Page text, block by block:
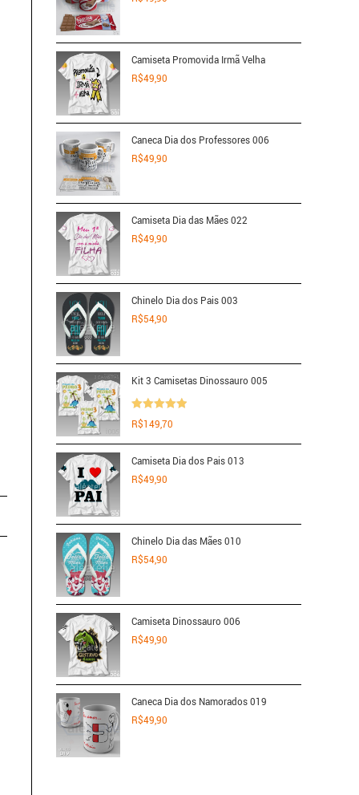
Camiseta Promovida Irmã Velha
R$49,90
Caneca Dia dos Professores 006
R$49,90
Camiseta Dia das Mães 022
R$49,90
Chinelo Dia dos Pais 003
R$54,90
Kit 3 Camisetas Dinossauro 005
Avaliação
R$149,70
Camiseta Dia dos Pais 013
R$49,90
Chinelo Dia das Mães 010
R$54,90
Camiseta Dinossauro 006
R$49,90
Caneca Dia dos Namorados 019
R$49,90